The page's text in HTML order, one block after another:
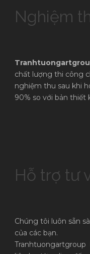
Nghiệm
chất lượng thi công
nghiệm thu sau khi
90% so với bản thiết
Hỗ trợ tư
Chúng tôi luôn sẵn
của các bạn.
Tranhtuongartgroup